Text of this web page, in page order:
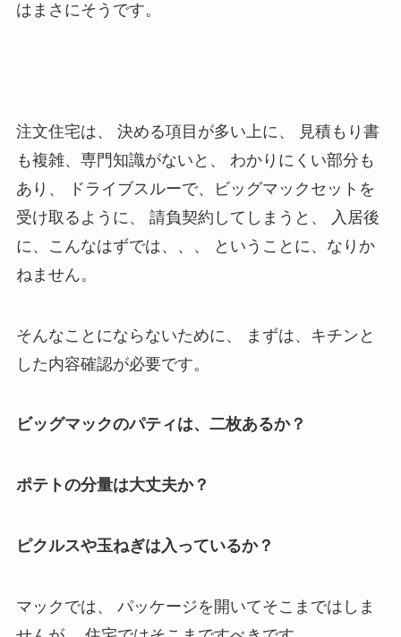
はまさにそうです。
注文住宅は、 決める項目が多い上に、 見積もり書
も複雑、専門知識がないと、 わかりにくい部分も
あり、 ドライブスルーで、ビッグマックセットを
受け取るように、 請負契約してしまうと、 入居後
に、こんなはずでは、、、 ということに、なりか
ねません。
そんなことにならないために、 まずは、キチンと
した内容確認が必要です。
ビッグマックのパティは、二枚あるか？
ポテトの分量は大丈夫か？
ピクルスや玉ねぎは入っているか？
マックでは、 パッケージを開いてそこまではしま